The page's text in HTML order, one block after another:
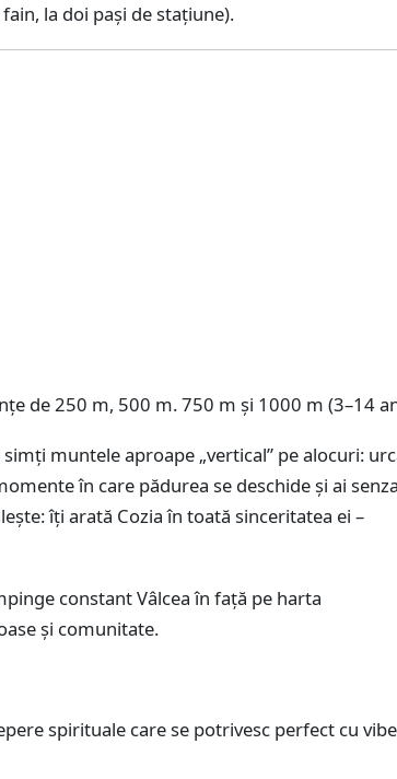
la doi pași de stațiune).
de 250 m, 500 m. 750 m și 1000 m (3–14
muntele aproape „vertical” pe alocuri:
în care pădurea se deschide și ai
îți arată Cozia în toată sinceritatea ei –
constant Vâlcea în față pe harta
și comunitate.
spirituale care se potrivesc perfect cu